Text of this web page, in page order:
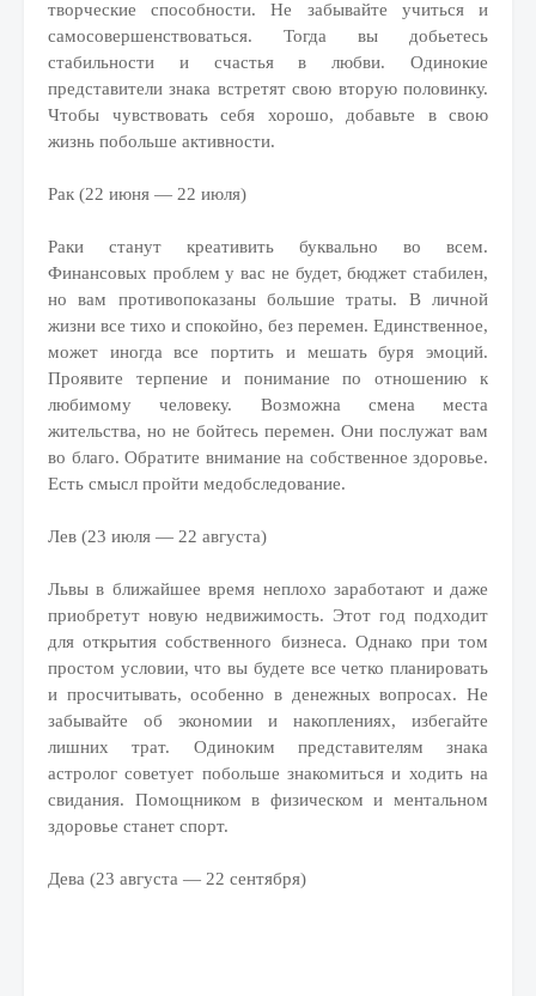
творческие способности. Не забывайте учиться и
самосовершенствоваться. Тогда вы добьетесь
стабильности и счастья в любви. Одинокие
представители знака встретят свою вторую половинку.
Чтобы чувствовать себя хорошо, добавьте в свою
жизнь побольше активности.
Рак (22 июня — 22 июля)
Раки станут креативить буквально во всем.
Финансовых проблем у вас не будет, бюджет стабилен,
но вам противопоказаны большие траты. В личной
жизни все тихо и спокойно, без перемен. Единственное,
может иногда все портить и мешать буря эмоций.
Проявите терпение и понимание по отношению к
любимому человеку. Возможна смена места
жительства, но не бойтесь перемен. Они послужат вам
во благо. Обратите внимание на собственное здоровье.
Есть смысл пройти медобследование.
Лев (23 июля — 22 августа)
Львы в ближайшее время неплохо заработают и даже
приобретут новую недвижимость. Этот год подходит
для открытия собственного бизнеса. Однако при том
простом условии, что вы будете все четко планировать
и просчитывать, особенно в денежных вопросах. Не
забывайте об экономии и накоплениях, избегайте
лишних трат. Одиноким представителям знака
астролог советует побольше знакомиться и ходить на
свидания. Помощником в физическом и ментальном
здоровье станет спорт.
Дева (23 августа — 22 сентября)